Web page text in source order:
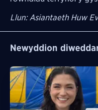
Llun: Asiantaeth Huw
Newyddion